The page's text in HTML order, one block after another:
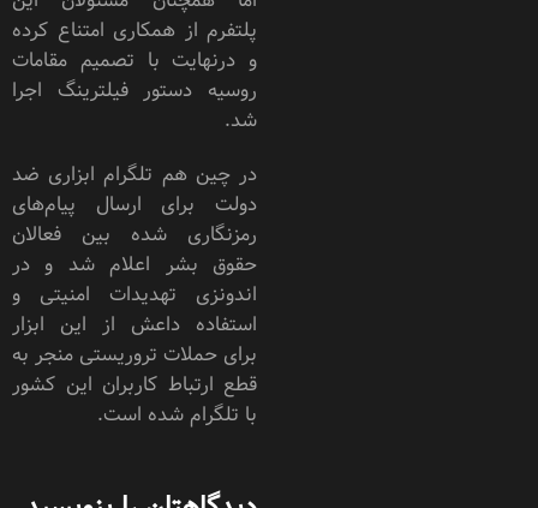
پلتفرم از همکاری امتناع کرده
و درنهایت با تصمیم مقامات
روسیه دستور فیلترینگ اجرا
شد.
در چین هم تلگرام ابزاری ضد
دولت برای ارسال پیام‌های
رمزنگاری شده بین فعالان
حقوق بشر اعلام شد و در
اندونزی تهدیدات امنیتی و
استفاده داعش از این ابزار
برای حملات تروریستی منجر به
قطع ارتباط کاربران این کشور
با تلگرام شده است.